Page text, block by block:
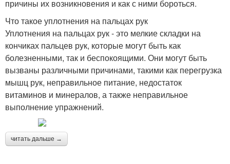
причины их возникновения и как с ними бороться.
Что такое уплотнения на пальцах рук
Уплотнения на пальцах рук - это мелкие складки на
кончиках пальцев рук, которые могут быть как
болезненными, так и беспокоящими. Они могут быть
вызваны различными причинами, такими как перегрузка
мышц рук, неправильное питание, недостаток
витаминов и минералов, а также неправильное
выполнение упражнений.
читать дальше →